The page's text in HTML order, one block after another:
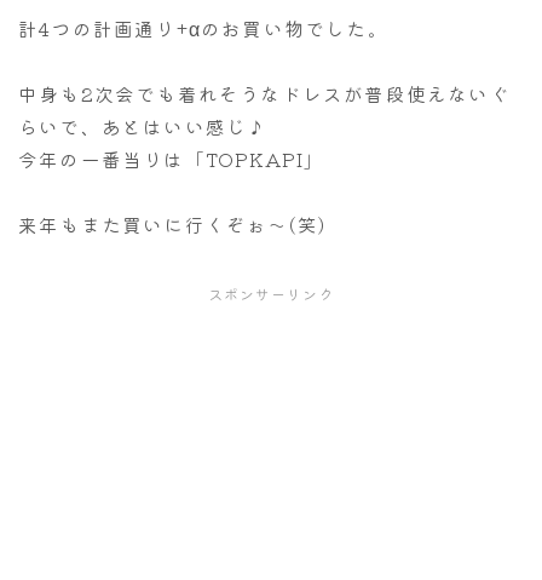
計4つの計画通り+αのお買い物でした。
中身も2次会でも着れそうなドレスが普段使えないぐ
らいで、あとはいい感じ♪
今年の一番当りは「TOPKAPI」
来年もまた買いに行くぞぉ～(笑)
スポンサーリンク